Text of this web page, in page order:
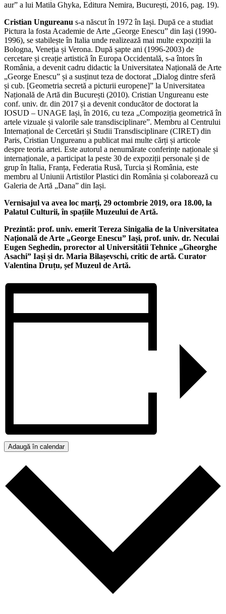
aur” a lui Matila Ghyka, Editura Nemira, București, 2016, pag. 19).
Cristian Ungureanu s-a născut în 1972 în Iași. După ce a studiat
Pictura la fosta Academie de Arte „George Enescu” din Iași (1990-
1996), se stabilește în Italia unde realizează mai multe expoziții la
Bologna, Veneția și Verona. După șapte ani (1996-2003) de
cercetare și creație artistică în Europa Occidentală, s-a întors în
România, a devenit cadru didactic la Universitatea Națională de Arte
„George Enescu” și a susținut teza de doctorat „Dialog dintre sferă
și cub. [Geometria secretă a picturii europene]” la Universitatea
Națională de Artă din București (2010). Cristian Ungureanu este
conf. univ. dr. din 2017 și a devenit conducător de doctorat la
IOSUD – UNAGE Iași, în 2016, cu teza „Compoziția geometrică în
artele vizuale și valorile sale transdisciplinare”. Membru al Centrului
Internațional de Cercetări și Studii Transdisciplinare (CIRET) din
Paris, Cristian Ungureanu a publicat mai multe cărți și articole
despre teoria artei. Este autorul a nenumărate conferințe naționale și
internaționale, a participat la peste 30 de expoziții personale și de
grup în Italia, Franța, Federatia Rusă, Turcia și România, este
membru al Uniunii Artistilor Plastici din România și colaborează cu
Galeria de Artă „Dana” din Iași.
Vernisajul va avea loc marți, 29 octombrie 2019, ora 18.00, la
Palatul Culturii, în spațiile Muzeului de Artă.
Prezintă: prof. univ. emerit Tereza Sinigalia de la Universitatea
Națională de Arte „George Enescu” Iași, prof. univ. dr. Neculai
Eugen Seghedin, prorector al Universitătii Tehnice „Gheorghe
Asachi” Iași și dr. Maria Bilașevschi, critic de artă. Curator
Valentina Druțu, șef Muzeul de Artă.
Adaugă în calendar